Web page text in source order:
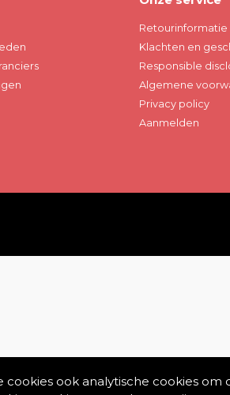
Retourinformatie
Klachten en
Responsible
Algemene
Privacy policy
Aanmelden
ook analytische cookies